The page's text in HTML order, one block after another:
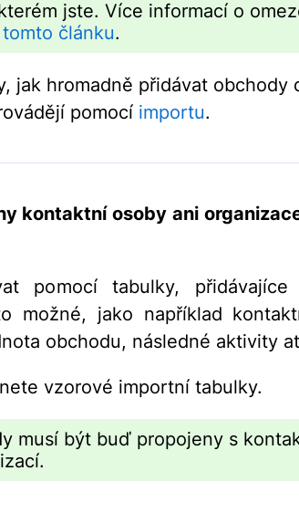
jste. Více informací o
tomto článku.
jak hromadně přidávat obchody
pomocí importu.
kontaktní osoby ani
pomocí tabulky, přidávajíce
možné, jako například
obchodu, následné aktivity
vzorové importní tabulky.
musí být buď propojeny s